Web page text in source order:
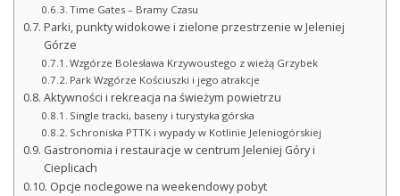
Time Gates – Bramy Czasu
Parki, punkty widokowe i zielone przestrzenie w Jeleniej
Górze
Wzgórze Bolesława Krzywoustego z wieżą Grzybek
Park Wzgórze Kościuszki i jego atrakcje
Aktywności i rekreacja na świeżym powietrzu
Single tracki, baseny i turystyka górska
Schroniska PTTK i wypady w Kotlinie Jeleniogórskiej
Gastronomia i restauracje w centrum Jeleniej Góry i
Cieplicach
Opcje noclegowe na weekendowy pobyt